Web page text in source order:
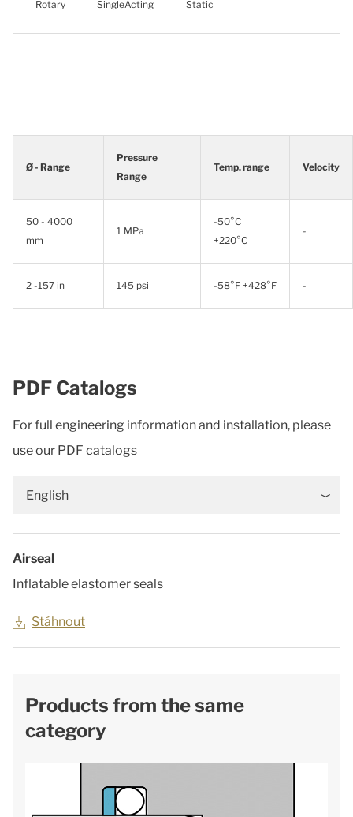
Rotary SingleActing Static
Ø - Range
Pressure
Range
Temp. range Velocity
50 - 4000
mm
1 MPa
-50°C
+220°C
-
2 -157 in 145 psi -58°F +428°F -
PDF Catalogs
For full engineering information and installation, please
use our PDF catalogs
English
Airseal
Inflatable elastomer seals
Stáhnout
Products from the same
category